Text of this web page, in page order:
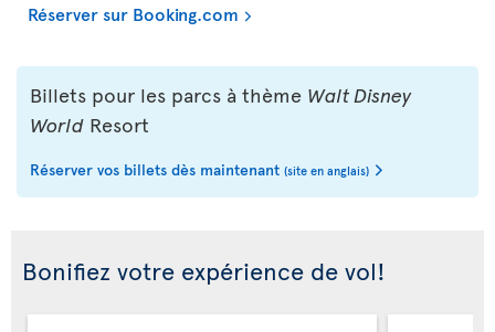
Réserver sur Booking.com
Billets pour les parcs à thème Walt Disney
World Resort
Réserver vos billets dès maintenant (site en anglais)
Bonifiez votre expérience de vol!